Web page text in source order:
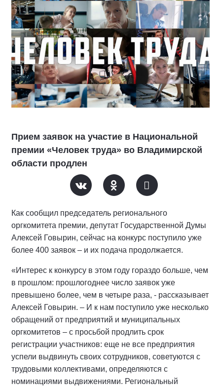
Прием заявок на участие в Национальной
премии «Человек труда» во Владимирской
области продлен
Как сообщил председатель регионального
оргкомитета премии, депутат Государственной Думы
Алексей Говырин, сейчас на конкурс поступило уже
более 400 заявок – и их подача продолжается.
«Интерес к конкурсу в этом году гораздо больше, чем
в прошлом: прошлогоднее число заявок уже
превышено более, чем в четыре раза, - рассказывает
Алексей Говырин. – И к нам поступило уже несколько
обращений от предприятий и муниципальных
оргкомитетов – с просьбой продлить срок
регистрации участников: еще не все предприятия
успели выдвинуть своих сотрудников, советуются с
трудовыми коллективами, определяются с
номинациями выдвижениями. Региональный